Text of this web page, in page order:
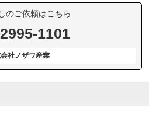
のご依頼はこちら
1101
社ノザワ産業